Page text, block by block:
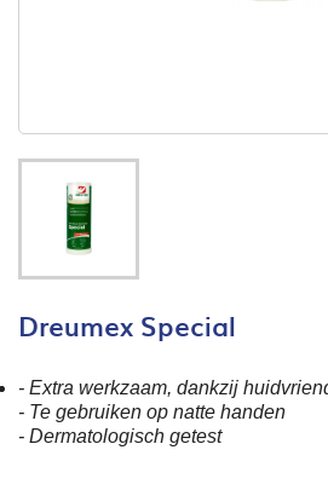
Dreumex Special
- Extra werkzaam, dankzij
- Te gebruiken op natte handen
- Dermatologisch getest